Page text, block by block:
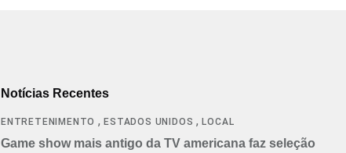
Notícias Recentes
ENTRETENIMENTO ,ESTADOS UNIDOS ,LOCAL
Game show mais antigo da TV americana faz seleção